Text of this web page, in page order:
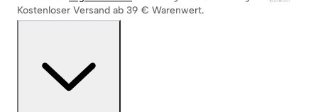
Kostenloser Versand ab 39 € Warenwert.